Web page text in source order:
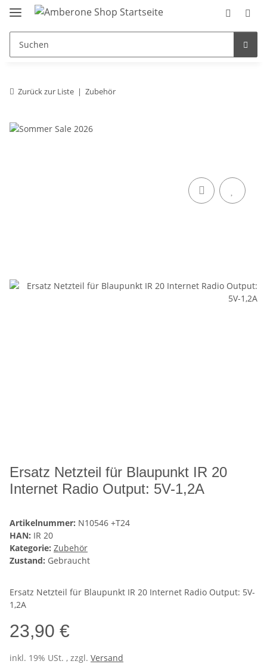
Zurück zur Liste Zubehör
Ersatz Netzteil für Blaupunkt IR 20
Internet Radio Output: 5V-1,2A
Artikelnummer: N10546 +T24
HAN: IR 20
Kategorie: Zubehör
Zustand: Gebraucht
Ersatz Netzteil für Blaupunkt IR 20 Internet Radio Output: 5V-
1,2A
23,90 €
inkl. 19% USt. , zzgl. Versand